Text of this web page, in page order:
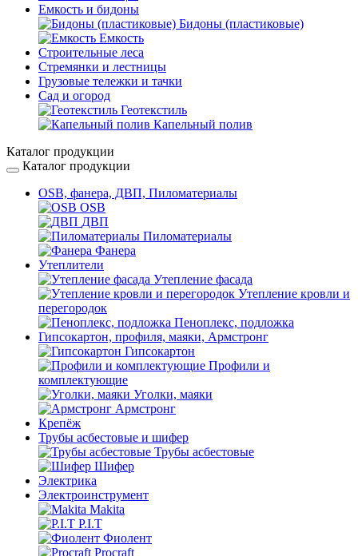
Емкость и бидоны
Бидоны (пластиковые)
Емкость
Строительные леса
Стремянки и лестницы
Грузовые тележки и тачки
Сад и огород
Геотекстиль
Капельный полив
Каталог продукции
Каталог продукции
OSB, фанера, ДВП, Пиломатериалы
OSB
ДВП
Пиломатериалы
Фанера
Утеплители
Утепление фасада
Утепление кровли и
перегородок
Пеноплекс, подложка
Гипсокартон, профиля, маяки, Армстронг
Гипсокартон
Профили и
комплектующие
Уголки, маяки
Армстронг
Крепёж
Трубы асбестовые и шифер
Трубы асбестовые
Шифер
Электрика
Электроинструмент
Makita
P.I.T
Фиолент
Procraft